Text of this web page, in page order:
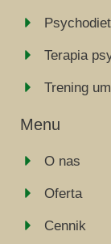
Terapia
Trening
Menu
O nas
Oferta
Cennik